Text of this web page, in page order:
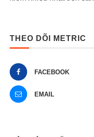
THEO DÕI METRIC
FACEBOOK
EMAIL